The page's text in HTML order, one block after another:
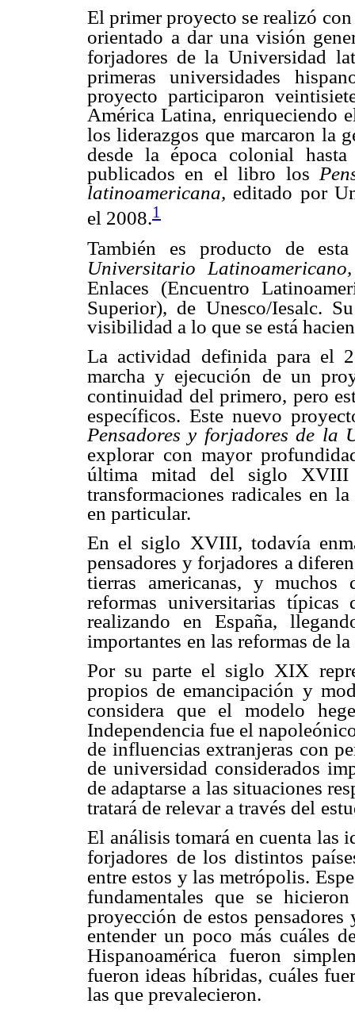
El primer proyecto se realizó
orientado a dar una visión
forjadores de la Universidad
primeras universidades
proyecto participaron
América Latina, enriqueciendo
los liderazgos que marcaron la
desde la época colonial hasta
publicados en el libro los
latinoamericana, editado por
el 2008.1
También es producto de
Universitario Latinoamericano,
Enlaces (Encuentro
Superior), de Unesco/Iesalc.
visibilidad a lo que se está
La actividad definida para el
marcha y ejecución
de un
continuidad del primero, pero
específicos. Este nuevo
Pensadores y forjadores de la
explorar con mayor
última mitad del siglo XVIII
transformaciones radicales en
en particular.
En el siglo XVIII, todavía
pensadores y forjadores a
tierras americanas, y muchos
reformas universitarias típicas
realizando en España,
importantes en las reformas de
Por su parte el siglo XIX
propios de emancipación y
considera que el modelo
Independencia fue el
de influencias extranjeras con
de universidad considerados
de adaptarse a las situaciones
tratará de relevar a través del
El análisis tomará en cuenta las
forjadores de los distintos
entre estos y las metrópolis.
fundamentales que se
proyección de estos
entender un poco más cuáles
Hispanoamérica
fueron
fueron ideas híbridas, cuáles
las que prevalecieron.